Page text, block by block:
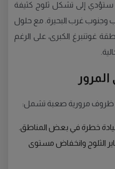
ستؤدي إلى تشكل ثلوج كثيفة
وجنوب غرب البحيرة. مع حلول
غوتنبرغ الكبرى، على الرغم
ظروف مرورية صعبة تشمل:
خطرة في بعض المناطق.
الثلوج وانخفاض مستوى